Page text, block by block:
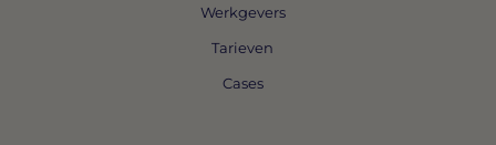
Werkgevers
Tarieven
Cases